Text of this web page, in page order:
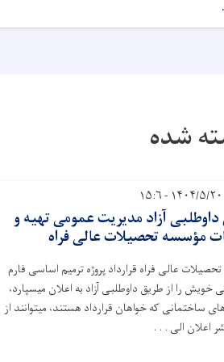
اعلان
شده
داوطلبی آزاد مدیریت عمومی تهیه و
مؤسسه تحصیلات عالی فراه
عالی فراه قرارداد پروژه ترمیم اساسی فارم
خویش را از طریق داوطلبی آزاد به اعلان میسپارد،
ساختمانی که خواهان قرارداد هستند، میتوانند از
اعلان الی . . .